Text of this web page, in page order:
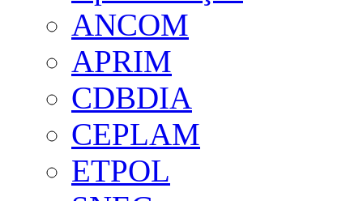
ANCOM
APRIM
CDBDIA
CEPLAM
ETPOL